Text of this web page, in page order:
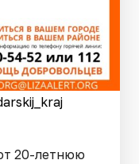
20-летнюю